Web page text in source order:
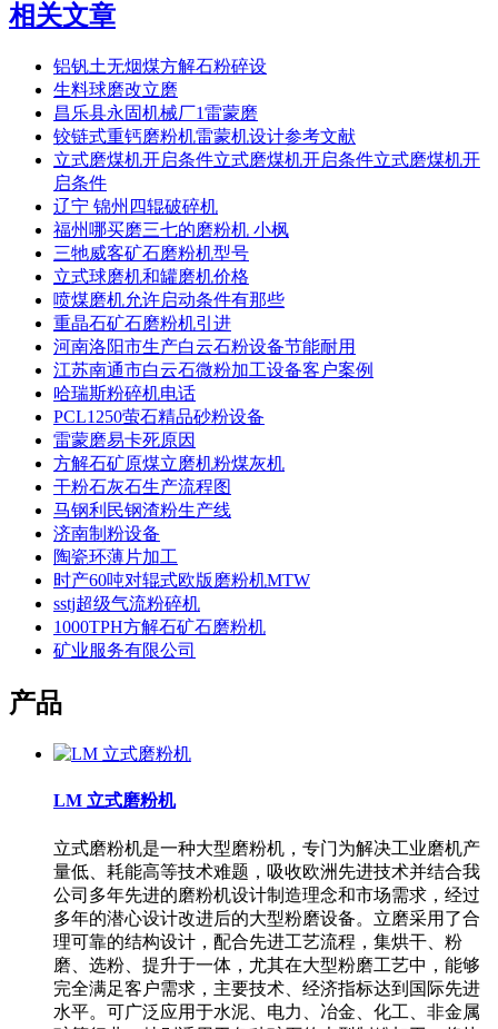
相关文章
铝钒土无烟煤方解石粉碎设
生料球磨改立磨
昌乐县永固机械厂1雷蒙磨
铰链式重钙磨粉机雷蒙机设计参考文献
立式磨煤机开启条件立式磨煤机开启条件立式磨煤机开
启条件
辽宁 锦州四辊破碎机
福州哪买磨三七的磨粉机 小枫
三牠威客矿石磨粉机型号
立式球磨机和罐磨机价格
喷煤磨机允许启动条件有那些
重晶石矿石磨粉机引进
河南洛阳市生产白云石粉设备节能耐用
江苏南通市白云石微粉加工设备客户案例
哈瑞斯粉碎机电话
PCL1250萤石精品砂粉设备
雷蒙磨易卡死原因
方解石矿原煤立磨机粉煤灰机
干粉石灰石生产流程图
马钢利民钢渣粉生产线
济南制粉设备
陶瓷环薄片加工
时产60吨对辊式欧版磨粉机MTW
sstj超级气流粉碎机
1000TPH方解石矿石磨粉机
矿业服务有限公司
产品
LM 立式磨粉机
立式磨粉机是一种大型磨粉机，专门为解决工业磨机产
量低、耗能高等技术难题，吸收欧洲先进技术并结合我
公司多年先进的磨粉机设计制造理念和市场需求，经过
多年的潜心设计改进后的大型粉磨设备。立磨采用了合
理可靠的结构设计，配合先进工艺流程，集烘干、粉
磨、选粉、提升于一体，尤其在大型粉磨工艺中，能够
完全满足客户需求，主要技术、经济指标达到国际先进
水平。可广泛应用于水泥、电力、冶金、化工、非金属